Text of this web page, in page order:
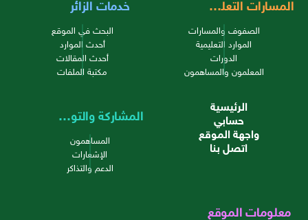
الصفوف والمسارات
الموارد التعليمية
الدورات
المعلمون والمساهمون
البحث في الموقع
أحدث الموارد
أحدث المقالات
مكتبة الملفات
الرئيسية
حسابي
واجهة الموقع
اتصل بنا
المشاركة والتواصل
المساهمون
الإشعارات
الدعم والتذاكر
معلومات الموقع